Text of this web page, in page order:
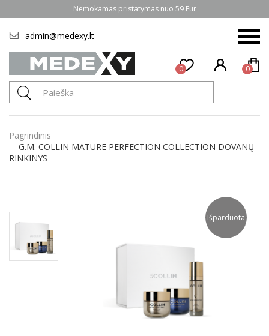
Nemokamas pristatymas nuo 59 Eur
admin@medexy.lt
0 0
Pagrindinis
G.M. COLLIN MATURE PERFECTION COLLECTION DOVANŲ
RINKINYS
Išparduota